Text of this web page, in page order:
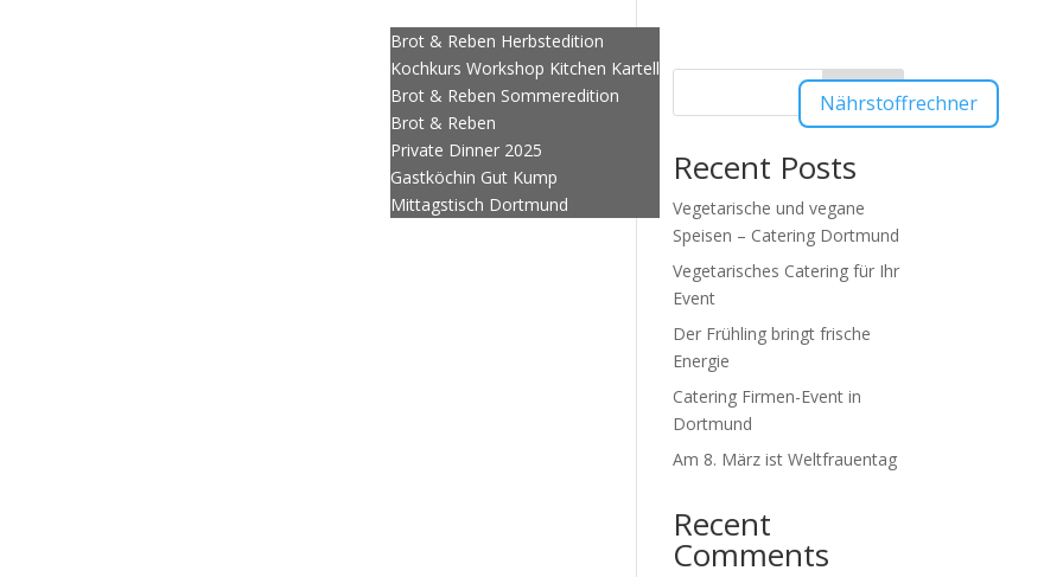
Brot & Reben Herbstedition
Kochkurs Workshop Kitchen Kartell
Brot & Reben Sommeredition
Brot & Reben
Private Dinner 2025
Gastköchin Gut Kump
Mittagstisch Dortmund
Nährstoffrechner
Suchen
Recent Posts
Vegetarische und vegane
Speisen – Catering Dortmund
Vegetarisches Catering für Ihr
Event
Der Frühling bringt frische
Energie
Catering Firmen-Event in
Dortmund
Am 8. März ist Weltfrauentag
Recent
Comments